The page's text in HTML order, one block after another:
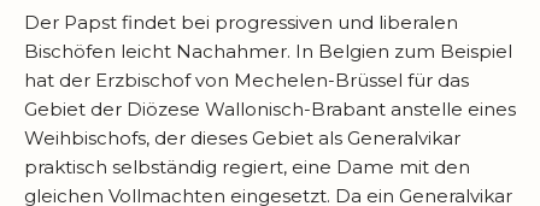
Der Papst findet bei progressiven und liberalen
Bischöfen leicht Nachahmer. In Belgien zum Beispiel
hat der Erzbischof von Mechelen-Brüssel für das
Gebiet der Diözese Wallonisch-Brabant anstelle eines
Weihbischofs, der dieses Gebiet als Generalvikar
praktisch selbständig regiert, eine Dame mit den
gleichen Vollmachten eingesetzt. Da ein Generalvikar